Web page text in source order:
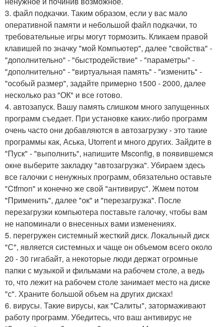
3. файл подкачки. Таким образом, если у вас мало
оперативной памяти и небольшой файл подкачки, то
требовательные игры могут тормозить. Кликаем правой
клавишей по значку "мой Компьютер", далее "свойства" -
"дополнительно" - "быстродействие" - "параметры" -
"дополнительно" - "виртуальная память" - "изменить" -
"особый размер", задайте примерно 1500 - 2000, далее
несколько раз "ОК" и все готово.
4. автозапуск. Вашу память слишком много запущенных
программ съедает. При установке каких-либо программ
очень часто они добавляются в автозагрузку - это такие
программы как, Аська, Utorrent и много других. Зайдите в
"Пуск" - "выполнить", напишите Msconfig, в появившемся
окне выберите закладку "автозагрузка". Убираем здесь
все галочки с ненужных программ, обязательно оставьте
"Ctfmon" и конечно же свой "антивирус". Жмем потом
"Применить", далее "ок" и "перезагрузка". После
перезагрузки компьютера поставьте галочку, чтобы вам
не напоминали о внесенных вами изменениях.
5. перегружен системный жесткий диск. Локальный диск
"С", является системных и чаще он объемом всего около
20 - 30 гигабайт, а некоторые люди держат огромные
папки с музыкой и фильмами на рабочем столе, а ведь
то, что лежит на рабочем столе занимает место на диске
"с". Храните большой объем на других дисках!
6. вирусы. Такие вирусы, как "Салиты", затормаживают
работу программ. Убедитесь, что ваш антивирус не